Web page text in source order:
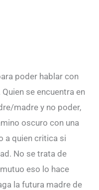
poder hablar con
se encuentra en
madre y no poder,
oscuro con una
a quien critica si
No se trata de
eso lo hace
la futura madre de